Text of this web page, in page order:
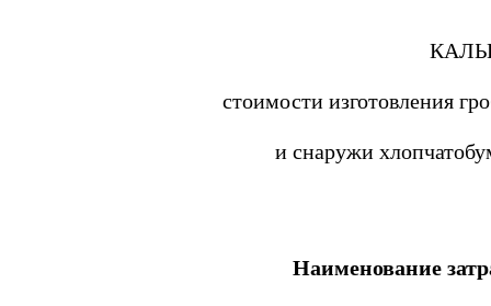
стоимости изготовления
и снаружи
Наименование